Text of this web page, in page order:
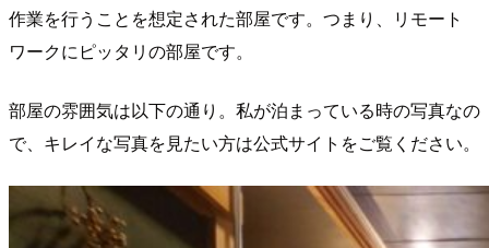
作業を行うことを想定された部屋です。つまり、リモート
ワークにピッタリの部屋です。
部屋の雰囲気は以下の通り。私が泊まっている時の写真なの
で、キレイな写真を見たい方は公式サイトをご覧ください。